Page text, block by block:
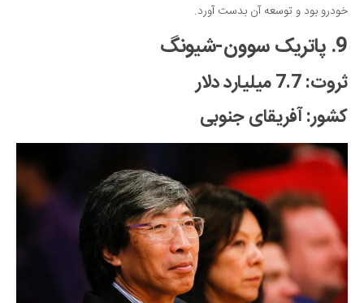
خودرو بود و توسعه آن بدست آورد.
9. پاتریک سوون-شیونگ
ثروت: 7.7 میلیارد دلار
کشور: آفریقای جنوبی